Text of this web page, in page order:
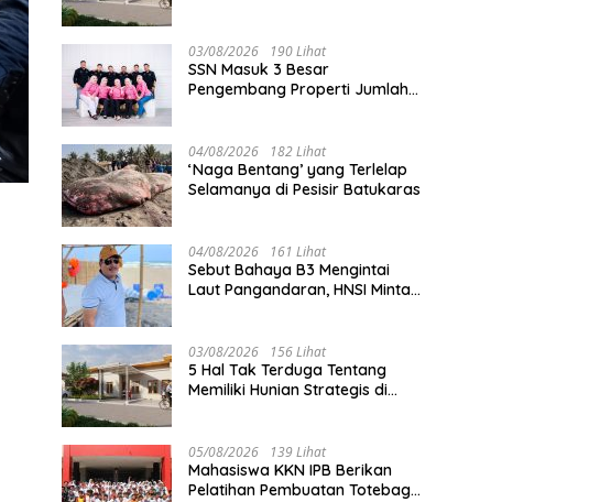
03/08/2026 190 Lihat
SSN Masuk 3 Besar
Pengembang Properti Jumlah
04/08/2026 182 Lihat
‘Naga Bentang’ yang Terlelap
Selamanya di Pesisir Batukaras
04/08/2026 161 Lihat
Sebut Bahaya B3 Mengintai
Laut Pangandaran, HNSI Minta
03/08/2026 156 Lihat
5 Hal Tak Terduga Tentang
Memiliki Hunian Strategis di
05/08/2026 139 Lihat
Mahasiswa KKN IPB Berikan
Pelatihan Pembuatan Totebag